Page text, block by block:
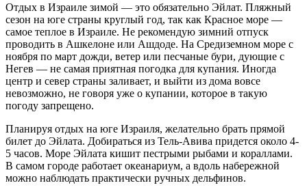
Отдых в Израиле зимой — это обязательно Эйлат. Пляжный
сезон на юге страны круглый год, так как Красное море —
самое теплое в Израиле. Не рекомендую зимний отпуск
проводить в Ашкелоне или Ашдоде. На Средиземном море с
ноября по март дожди, ветер или песчаные бури, дующие с
Негев — не самая приятная погодка для купания. Иногда
центр и север страны заливает, и выйти из дома вовсе
невозможно, не говоря уже о купании, которое в такую
погоду запрещено.
Планируя отдых на юге Израиля, желательно брать прямой
билет до Эйлата. Добираться из Тель-Авива придется около 4-
5 часов. Море Эйлата кишит пестрыми рыбами и кораллами.
В самом городе работает океанариум, а вдоль набережной
можно наблюдать практически ручных дельфинов.